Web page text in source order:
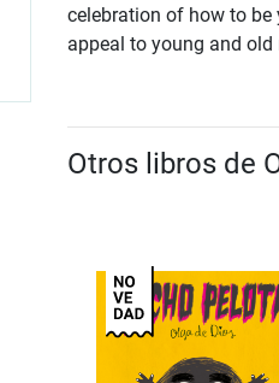
celebration of how to be
appeal to young and old
Otros libros de